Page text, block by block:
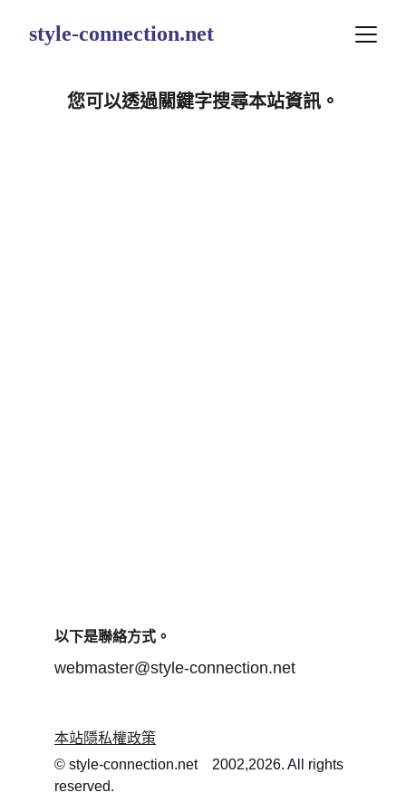
style-connection.net
您可以透過關鍵字搜尋本站資訊。
webmaster@style-connection.net
© style-connection.net    2002,2026. All rights
reserved.
以下是聯絡方式。
本站隱私權政策